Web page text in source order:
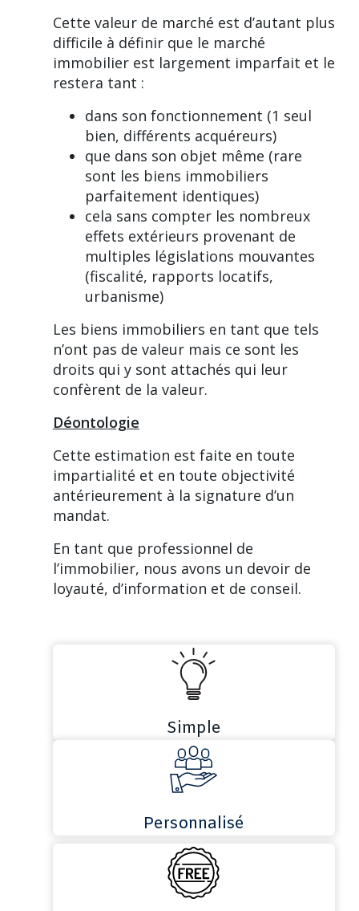
Cette valeur de marché est d’autant plus
difficile à définir que le marché
immobilier est largement imparfait et le
restera tant :
dans son fonctionnement (1 seul
bien, différents acquéreurs)
que dans son objet même (rare
sont les biens immobiliers
parfaitement identiques)
cela sans compter les nombreux
effets extérieurs provenant de
multiples législations mouvantes
(fiscalité, rapports locatifs,
urbanisme)
Les biens immobiliers en tant que tels
n’ont pas de valeur mais ce sont les
droits qui y sont attachés qui leur
confèrent de la valeur.
Déontologie
Cette estimation est faite en toute
impartialité et en toute objectivité
antérieurement à la signature d’un
mandat.
En tant que professionnel de
l’immobilier, nous avons un devoir de
loyauté, d’information et de conseil.
Simple
Personnalisé